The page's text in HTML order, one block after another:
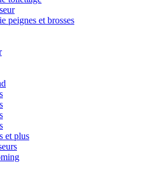
peignes et brosses
et plus